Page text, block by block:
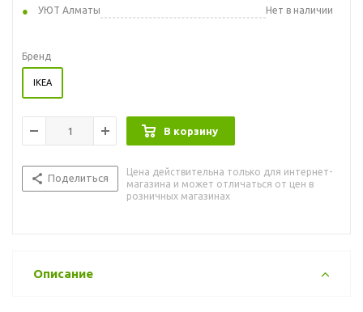
УЮТ Алматы
Нет в наличии
Бренд
IKEA
В корзину
Поделиться
Цена действительна только для интернет-
магазина и может отличаться от цен в
розничных магазинах
Описание